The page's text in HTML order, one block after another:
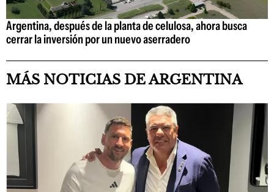
Argentina, después de la planta de celulosa, ahora busca
cerrar la inversión por un nuevo aserradero
MÁS NOTICIAS DE ARGENTINA